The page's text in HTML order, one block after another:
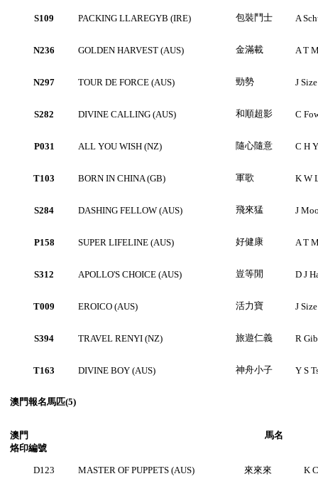
S109 PACKING LLAREGYB (IRE) 包裝鬥士 A
N236 GOLDEN HARVEST (AUS) 金滿載 A T
N297 TOUR DE FORCE (AUS) 勁勢 J Size
S282 DIVINE CALLING (AUS) 和順超影 C
P031 ALL YOU WISH (NZ) 隨心隨意 C H
T103 BORN IN CHINA (GB) 軍歌 K W
S284 DASHING FELLOW (AUS) 飛來猛 J
P158 SUPER LIFELINE (AUS) 好健康 A T
S312 APOLLO'S CHOICE (AUS) 豈等閒 D J
T009 EROICO (AUS) 活力寶 J Size
S394 TRAVEL RENYI (NZ) 旅遊仁義 R
T163 DIVINE BOY (AUS) 神舟小子 Y S
澳門報名馬匹(5)
澳門
烙印編號
馬名
D123 MASTER OF PUPPETS (AUS) 來來來 K